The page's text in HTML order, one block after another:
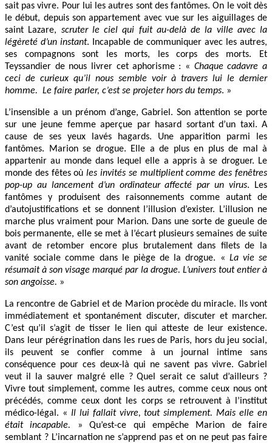
sait pas vivre. Pour lui les autres sont des fantômes. On le voit dès
le début, depuis son appartement avec vue sur les aiguillages de
saint Lazare, scruter le ciel qui fuit au-delà de la ville avec la
légèreté d’un instant. Incapable de communiquer avec les autres,
ses compagnons sont les morts, les corps des morts. Et
Teyssandier de nous livrer cet aphorisme : « Chaque cadavre a
ceci de curieux qu’il nous semble voir à travers lui le dernier
homme. Le faire parler, c’est se projeter hors du temps. »
L’insensible a un prénom d’ange, Gabriel. Son attention se porte
sur une jeune femme aperçue par hasard sortant d’un taxi. A
cause de ses yeux lavés hagards. Une apparition parmi les
fantômes. Marion se drogue. Elle a de plus en plus de mal à
appartenir au monde dans lequel elle a appris à se droguer. Le
monde des fêtes oùles invités se multiplient comme des fenêtres
pop-up au lancement d’un ordinateur affecté par un virus. Les
fantômes y produisent des raisonnements comme autant de
d’autojustifications et se donnent l’illusion d’exister. L’illusion ne
marche plus vraiment pour Marion. Dans une sorte de gueule de
bois permanente, elle se met à l’écart plusieurs semaines de suite
avant de retomber encore plus brutalement dans filets de la
vanité sociale comme dans le piège de la drogue. « La vie se
résumait à son visage marqué par la drogue. L’univers tout entier à
son angoisse. »
La rencontre de Gabriel et de Marion procède du miracle. Ils vont
immédiatement et spontanément discuter, discuter et marcher.
C’est qu’il s’agit de tisser le lien qui atteste de leur existence.
Dans leur pérégrination dans les rues de Paris, hors du jeu social,
ils peuvent se confier comme à un journal intime sans
conséquence pour ces deux-là qui ne savent pas vivre. Gabriel
veut il la sauver malgré elle ? Quel serait ce salut d’ailleurs ?
Vivre tout simplement, comme les autres, comme ceux nous ont
précédés, comme ceux dont les corps se retrouvent à l’institut
médico-légal. « Il lui fallait vivre, tout simplement. Mais elle en
était incapable. » Qu’est-ce qui empêche Marion de faire
semblant ? L’incarnation ne s’apprend pas et on ne peut pas faire